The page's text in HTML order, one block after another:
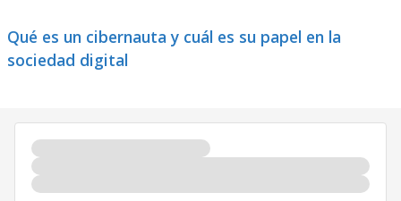
Qué es un cibernauta y cuál es su papel en la
sociedad digital